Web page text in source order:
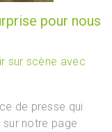
pour nous
sur scène avec
de presse qui
sur notre page